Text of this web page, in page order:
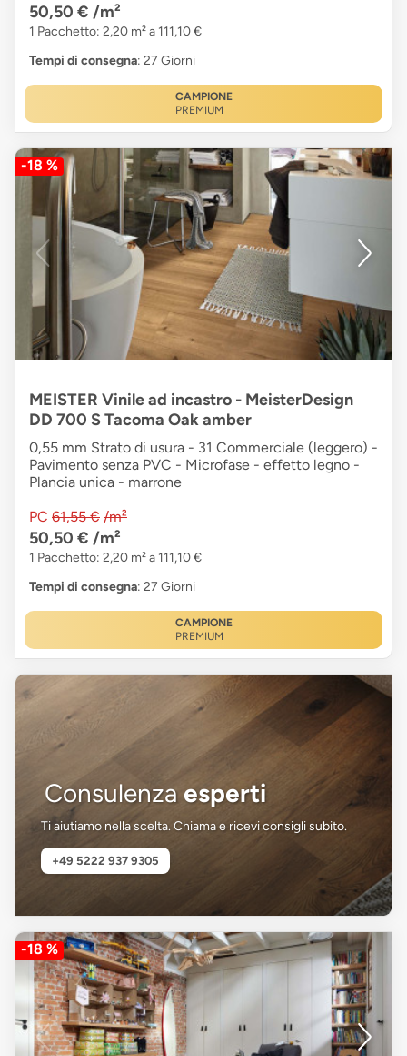
50,50 € /m²
1 Pacchetto: 2,20 m² a 111,10 €
Tempi di consegna: 27 Giorni
CAMPIONE
PREMIUM
-18 %
MEISTER Vinile ad incastro - MeisterDesign
DD 700 S Tacoma Oak amber
0,55 mm Strato di usura - 31 Commerciale (leggero) -
Pavimento senza PVC - Microfase - effetto legno -
Plancia unica - marrone
PC 61,55 € /m²
50,50 € /m²
1 Pacchetto: 2,20 m² a 111,10 €
Tempi di consegna: 27 Giorni
CAMPIONE
PREMIUM
Consulenza esperti
Ti aiutiamo nella scelta. Chiama e ricevi consigli subito.
+49 5222 937 9305
-18 %